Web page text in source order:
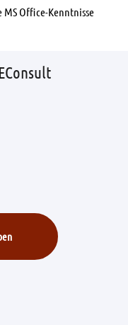
MS Office-Kenntnisse